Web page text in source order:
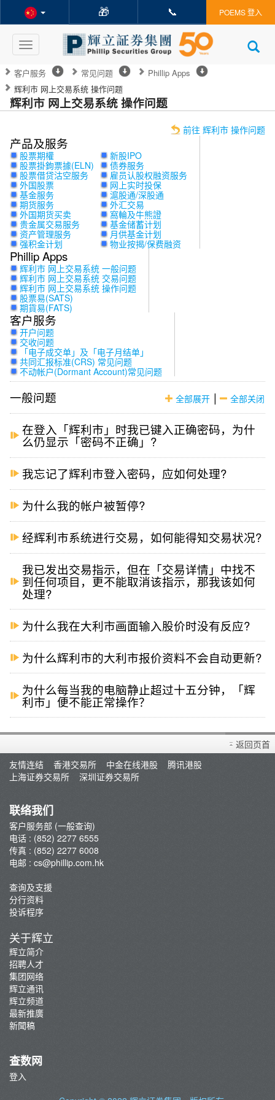
🎁 📞 POEMS 登入
Toggle
navigation
客户服务 常见问题
Phillip Apps
辉利市 网上交易系统 操作问题
辉利市 网上交易系统 操作问题
前往 辉利市 操作问题
产品及服务
股票期權
股票掛鉤票據(ELN)
股票借贷沽空服务
外国股票
基金服务
期货服务
外国期货买卖
贵金属交易服务
资产管理服务
强积金计划
新股IPO
债券服务
雇员认股权融资服务
网上实时投保
滬股通/深股通
外汇交易
窩輪及牛熊證
基金储蓄计划
月供基金计划
物业按揭/保费融资
Phillip Apps
辉利市 网上交易系统 一般问题
辉利市 网上交易系统 交易问题
辉利市 网上交易系统 操作问题
股票易(SATS)
期貨易(FATS)
客户服务
开户问题
交收问题
「电子成交单」及「电子月结单」
共同汇报标准(CRS) 常见问题
不动帐户(Dormant Account)常见问题
全部展开 | 全部关闭
一般问题
在登入「辉利市」时我已键入正确密码，为什
么仍显示「密码不正确」?
我忘记了辉利市登入密码，应如何处理?
为什么我的帐户被暂停?
经辉利市系统进行交易，如何能得知交易状况?
我已发出交易指示，但在「交易详情」中找不
到任何项目，更不能取消该指示，那我该如何
处理?
为什么我在大利市画面输入股价时没有反应?
为什么辉利市的大利市报价资料不会自动更新?
为什么每当我的电脑静止超过十五分钟，「辉
利市」便不能正常操作？
返回页首
友情连结
香港交易所 中金在线港股
腾讯港股
上海证券交易所
深圳证券交易所
联络我们
客户服务部 (一般查询)
电话 : (852) 2277 6555
传真 : (852) 2277 6008
电邮 : cs@phillip.com.hk
查询及支援
分行资料
投诉程序
关于辉立
辉立简介
招聘人才
集团网络
辉立通讯
辉立频道
最新推廣
新聞稿
查数网
登入